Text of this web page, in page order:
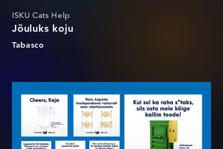
ISKU Cats Help
Jõuluks koju
Tabasco